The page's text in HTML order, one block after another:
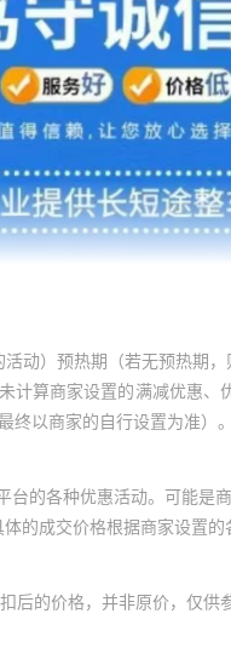
活动）预热期（若无预热
计算商家设置的满减优惠
以商家的自行设置为准
的各种优惠活动。可能是
的成交价格根据商家设置的
的价格，并非原价，仅供参